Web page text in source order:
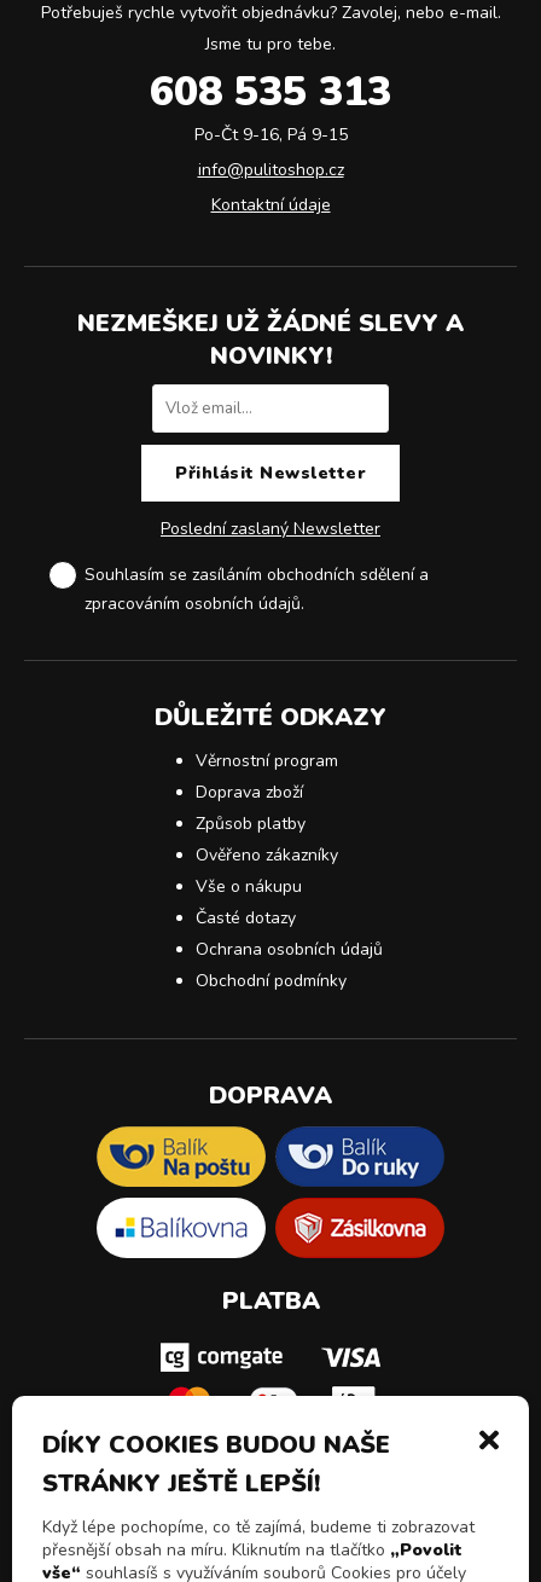
Potřebuješ rychle vytvořit objednávku? Zavolej, nebo e-mail.
Jsme tu pro tebe.
608 535 313
Po-Čt 9-16, Pá 9-15
info@pulitoshop.cz
Kontaktní údaje
NEZMEŠKEJ UŽ ŽÁDNÉ SLEVY A
NOVINKY!
Poslední zaslaný Newsletter
Souhlasím se zasíláním obchodních sdělení a
zpracováním osobních údajů.
DŮLEŽITÉ ODKAZY
Věrnostní program
Doprava zboží
Způsob platby
Ověřeno zákazníky
Vše o nákupu
Časté dotazy
Ochrana osobních údajů
Obchodní podmínky
DOPRAVA
PLATBA
SLEDUJ NÁS!
DÍKY COOKIES BUDOU NAŠE
STRÁNKY JEŠTĚ LEPŠÍ!
Když lépe pochopíme, co tě zajímá, budeme ti zobrazovat
přesnější obsah na míru. Kliknutím na tlačítko „Povolit
vše“ souhlasíš s využíváním souborů Cookies pro účely